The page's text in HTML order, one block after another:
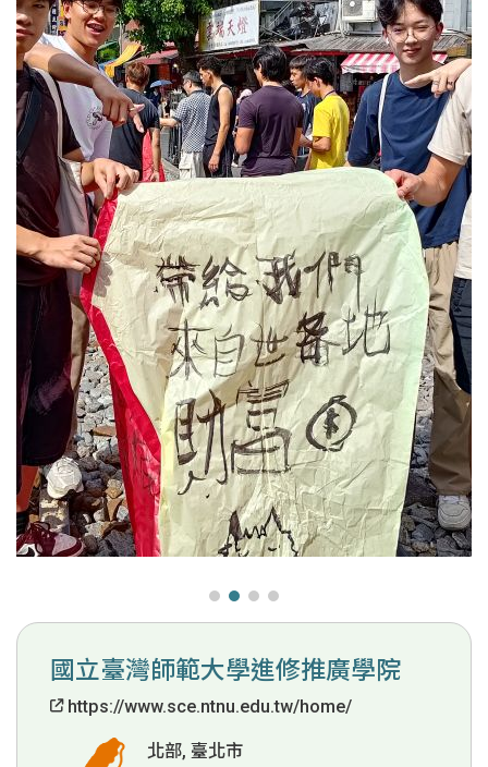
國立臺灣師範大學進修推廣學院
https://www.sce.ntnu.edu.tw/home/
北部, 臺北市